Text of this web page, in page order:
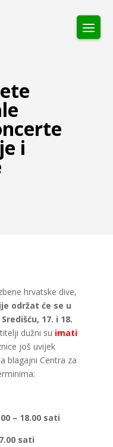
i
hrvatske dive,
održat će se u
17. i 18.
dužni su imati
još uvijek
blagajni Centra za
– 18.00 sati
sati